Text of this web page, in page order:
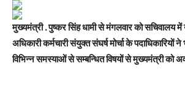
मुख्यमंत्री . पुष्कर सिंह धामी से मंगलवार को सचिवालय में
अधिकारी कर्मचारी संयुक्त संघर्ष मोर्चा के पदाधिकारियों
विभिन्न समस्याओं से सम्बन्धित विषयों से मुख्यमंत्री को